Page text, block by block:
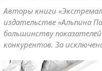
Авторы книги
издательстве «Альпина
большинству
конкурентов. За